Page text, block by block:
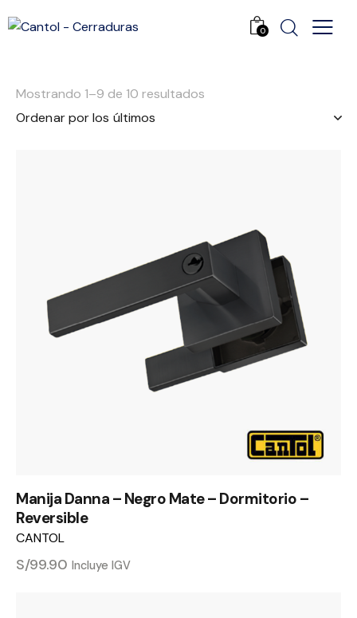
0
Mostrando 1–9 de 10 resultados
Manija Danna – Negro Mate – Dormitorio –
Reversible
CANTOL
S/99.90 Incluye IGV